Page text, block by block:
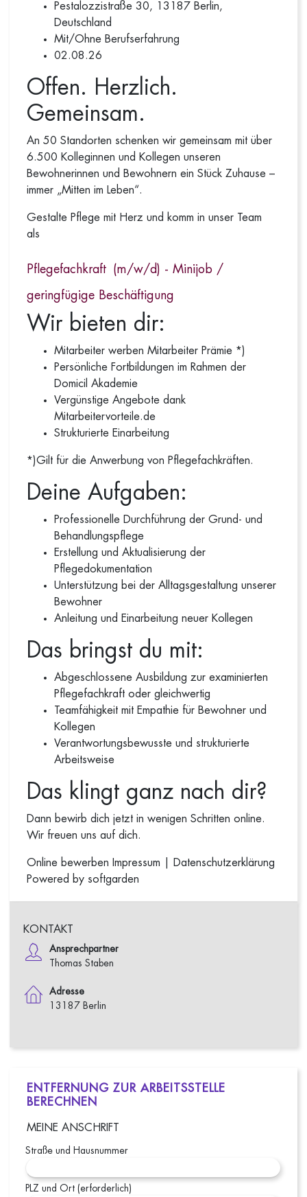
Pestalozzistraße 30, 13187 Berlin,
Deutschland
Mit/Ohne Berufserfahrung
02.08.26
Offen. Herzlich.
Gemeinsam.
An 50 Standorten schenken wir gemeinsam mit über
6.500 Kolleginnen und Kollegen unseren
Bewohnerinnen und Bewohnern ein Stück Zuhause –
immer „Mitten im Leben“.
Gestalte Pflege mit Herz und komm in unser Team
als
Pflegefachkraft (m/w/d) - Minijob /
geringfügige Beschäftigung
Wir bieten dir:
Mitarbeiter werben Mitarbeiter Prämie *)
Persönliche Fortbildungen im Rahmen der
Domicil Akademie
Vergünstige Angebote dank
Mitarbeitervorteile.de
Strukturierte Einarbeitung
*)Gilt für die Anwerbung von Pflegefachkräften.
Deine Aufgaben:
Professionelle Durchführung der Grund- und
Behandlungspflege
Erstellung und Aktualisierung der
Pflegedokumentation
Unterstützung bei der Alltagsgestaltung unserer
Bewohner
Anleitung und Einarbeitung neuer Kollegen
Das bringst du mit:
Abgeschlossene Ausbildung zur examinierten
Pflegefachkraft oder gleichwertig
Teamfähigkeit mit Empathie für Bewohner und
Kollegen
Verantwortungsbewusste und strukturierte
Arbeitsweise
Das klingt ganz nach dir?
Dann bewirb dich jetzt in wenigen Schritten online.
Wir freuen uns auf dich.
Online bewerben Impressum
Datenschutzerklärung
Powered by softgarden
KONTAKT
Ansprechpartner
Thomas Staben
Adresse
13187 Berlin
ENTFERNUNG ZUR ARBEITSSTELLE
BERECHNEN
MEINE ANSCHRIFT
Straße und Hausnummer
PLZ und Ort (erforderlich)